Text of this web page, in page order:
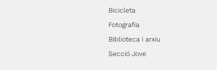
Bicicleta
Fotografia
Biblioteca i arxiu
Secció Jove